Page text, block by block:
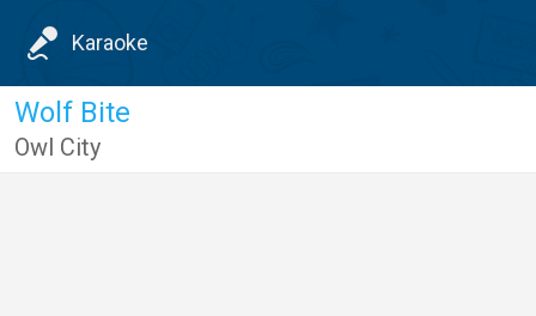
Karaoke
Wolf Bite
Owl City